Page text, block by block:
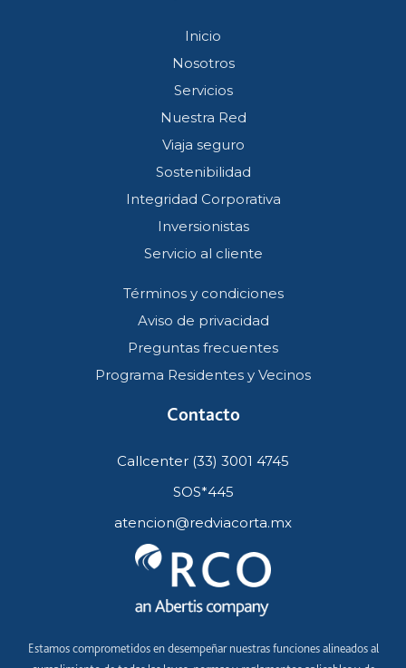
Estamos comprometidos en desempeñar nuestras funciones alineados al
Inicio
Nosotros
Servicios
Nuestra Red
Viaja seguro
Sostenibilidad
Integridad Corporativa
Inversionistas
Servicio al cliente
Términos y condiciones
Aviso de privacidad
Preguntas frecuentes
Programa Residentes y Vecinos
Contacto
Callcenter (33) 3001 4745
SOS*445
atencion@redviacorta.mx